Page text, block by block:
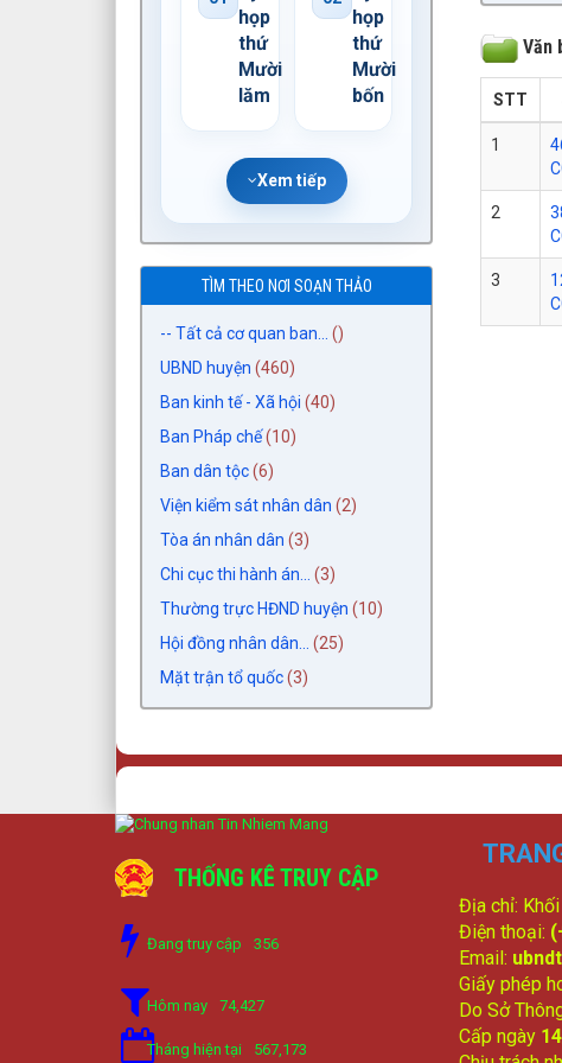
họp
thứ
Mười
lăm
họp
thứ
Mười
bốn
Xem tiếp
TÌM THEO NƠI SOẠN THẢO
-- Tất cả cơ quan ban...
()
UBND huyện (460)
Ban kinh tế - Xã hội (40)
Ban Pháp chế(10)
Ban dân tộc(6)
Viện kiểm sát nhân dân (2)
Tòa án nhân dân (3)
Chi cục thi hành án...
(3)
Thường trực HĐND huyện (10)
Hội đồng nhân dân...
(25)
Mặt trận tổ quốc(3)
Văn
STT
1
2
3
THỐNG KÊ TRUY CẬP
Đang truy cập 356
Hôm nay 74,427
Tháng hiện tại 567,173
Địa chỉ:
Điện thoại:
Email:
Giấy phép
Do Sở
Cấp ngày